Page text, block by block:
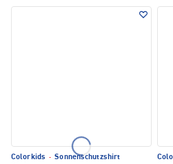
Colorkids · Sonnenschutzshirt